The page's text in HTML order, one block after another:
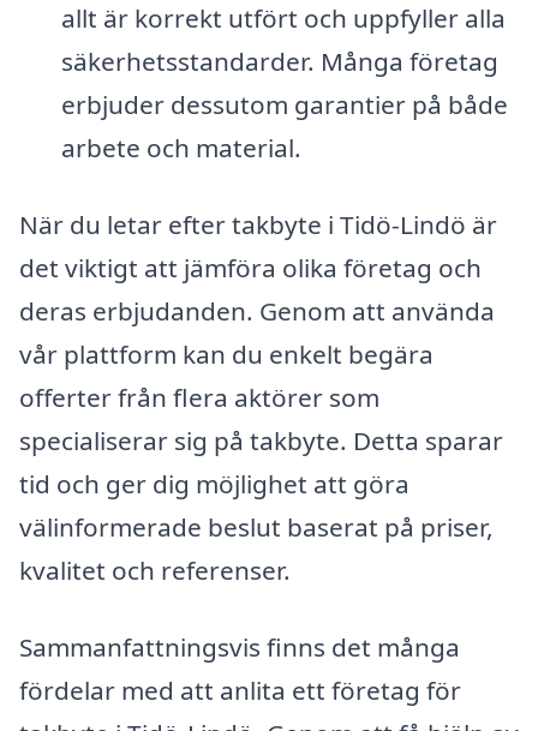
allt är korrekt utfört och uppfyller alla
säkerhetsstandarder. Många företag
erbjuder dessutom garantier på både
arbete och material.
När du letar efter takbyte i Tidö-Lindö är
det viktigt att jämföra olika företag och
deras erbjudanden. Genom att använda
vår plattform kan du enkelt begära
offerter från flera aktörer som
specialiserar sig på takbyte. Detta sparar
tid och ger dig möjlighet att göra
välinformerade beslut baserat på priser,
kvalitet och referenser.
Sammanfattningsvis finns det många
fördelar med att anlita ett företag för